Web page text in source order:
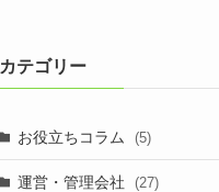
カテゴリー
お役立ちコラム (5)
運営・管理会社 (27)